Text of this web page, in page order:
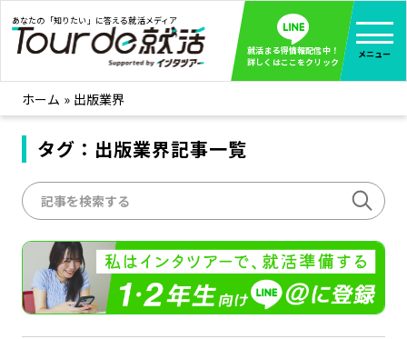
あなたの「知りたい」に答える就活メディア
就活まる得情報配信中！
詳しくはここをクリック
メニュー
就活ノウハウ 全て見る
企業まる見え！特捜部
みんなが知らない企業の裏側を徹底調査！
インタツアー活動レポ 全て見る
インタツアーを使ってどうだった？OBOG成功談
社会人インタビュー 全て見る
社会人になった今、就活を振り返ってみた
学生就活ブログ 全て見る
ホーム » 出版業界
タグ：出版業界記事一覧